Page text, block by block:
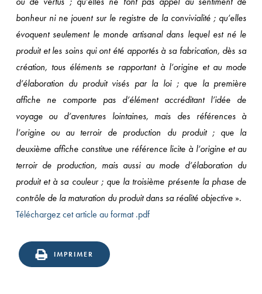
bonheur ni ne jouent sur le registre de la convivialité ; qu’elles
évoquent seulement le monde artisanal dans lequel est né le
produit et les soins qui ont été apportés à sa fabrication, dès sa
création, tous éléments se rapportant à l’origine et au mode
d’élaboration du produit visés par la loi ; que la première
affiche ne comporte pas d’élément accréditant l’idée de
voyage ou d’aventures lointaines, mais des références à
l’origine ou au terroir de production du produit ; que la
deuxième affiche constitue une référence licite à l’origine et au
terroir de production, mais aussi au mode d’élaboration du
produit et à sa couleur ; que la troisième présente la phase de
contrôle de la maturation du produit dans sa réalité objective».
Téléchargez cet article au format .pdf
IMPRIMER